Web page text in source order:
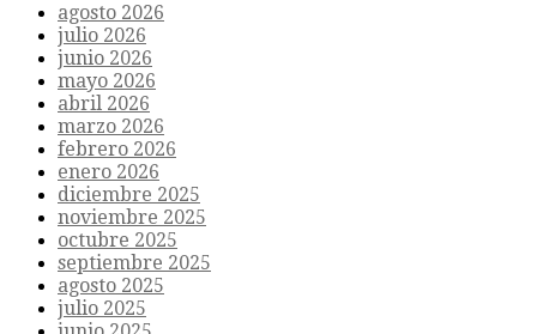
agosto 2026
julio 2026
junio 2026
mayo 2026
abril 2026
marzo 2026
febrero 2026
enero 2026
diciembre 2025
noviembre 2025
octubre 2025
septiembre 2025
agosto 2025
julio 2025